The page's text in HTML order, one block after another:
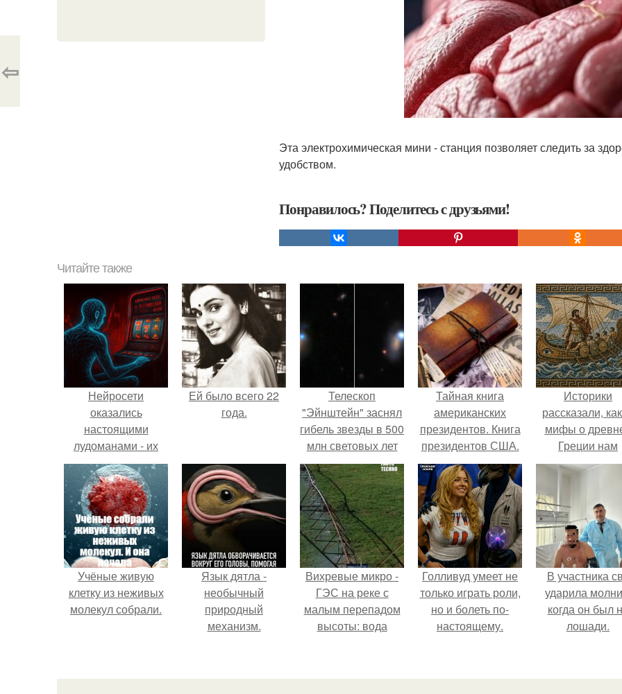
Эта электрохимическая мини - станция позволяет следить за
удобством.
Понравилось? Поделитесь с друзьями!
⇦
Читайте также
Нейросети
оказались
настоящими
лудоманами - их
зависимость от
азартных игр
слишком похожа на
человеческую.
Ей было всего 22
года.
Телескоп
"Эйнштейн" заснял
гибель звезды в 500
млн световых лет
от земли.
Тайная книга
американских
президентов. Книга
президентов США.
Историки
рассказали,
мифы о
Греции нам
навязало
Учёные живую
клетку из неживых
молекул собрали.
Язык дятла -
необычный
природный
механизм.
Вихревые микро -
ГЭС на реке с
малым перепадом
высоты: вода
вращает
Голливуд умеет не
только играть роли,
но и болеть по-
настоящему.
В участника
ударила
когда он был
лошади.